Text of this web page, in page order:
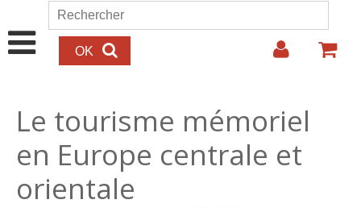
Aller au contenu principal
Formulaire de recherche
Rechercher
Le tourisme mémoriel
en Europe centrale et
orientale